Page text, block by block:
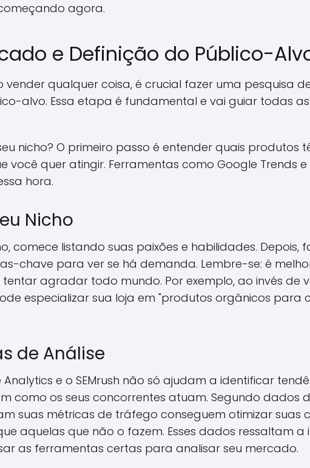
agora.
e Definição do Público-
qualquer coisa, é crucial fazer uma pesquisa
alvo. Essa etapa é fundamental e vai guiar todas
nicho? O primeiro passo é entender quais produtos
você quer atingir. Ferramentas como Google Trends e
hora.
Nicho
comece listando suas paixões e habilidades. Depois,
chave para ver se há demanda. Lembre-se: é
agradar todo mundo. Por exemplo, ao invés de
especializar sua loja em "produtos orgânicos para
de Análise
e o SEMrush não só ajudam a identificar
como os seus concorrentes atuam. Segundo dados
suas métricas de tráfego conseguem otimizar suas
aquelas que não o fazem. Esses dados ressaltam
as ferramentas certas para analisar seu mercado.